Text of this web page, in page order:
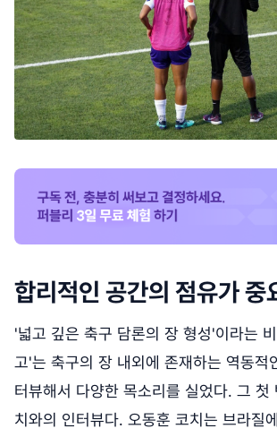
합리적인 공간의 점유가 중
'넓고 깊은 축구 담론의 장 형성'이라는
고'는 축구의 장 내외에 존재하는 역동적
터뷰해서 다양한 목소리를 실었다. 그 첫
치와의 인터뷰다. 오동훈 코치는 브라질